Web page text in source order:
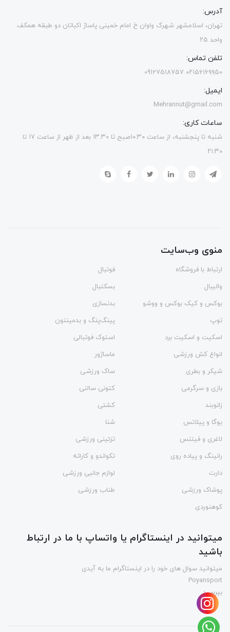
آدرس:
تهران، اسلامشهر شهرک واوان خ امام خمینی پاساژ اکباتان دو طبقه همکف
واحد ۲۵
تلفن تماس:
۰۲۱۵۶۱۶۹۹۵۰ 09127518757
ایمیل:
Mehrannut@gmail.com
ساعات کاری:
شنبه تا پنجشنبه، از ساعت ۱۰:۳۰صبح تا ۱۳.۳۰ بعد از ظهر از ساعت ۱۷ تا
۲۱:۳۰
منوی وب‌سایت
ارتباط با فروشگاه
فوتبال
والیبال
بسکتبال
بوکس و کیک بوکس و ووشو
بدنسازی
توپ
پینگ‌پنگ و بدمينتون
اسکیت و اسکیت برد
استوک فوتبالی
انواع کش ورزشی
ماساژور
شیکر و بطری
ساک ورزشی
بازی و سرگرمی
کتونی سالنی
زانوبند
کشتی
یوگا و پیلاتس
شنا
لاغری و فیتنس
تزئینی ورزشی
رانینگ و پیاده روی
تکواندو و کاراته
دارت
لوازم جانبی ورزشی
پوشاک ورزشی
طناب ورزشی
کوهنوردی
میتوانید در اینستاگرام یا واتساپ با ما در ارتباط
باشید
میتوانید سوال های خود را در اینستاگرام ما به آیدی
Poyansport
بپرسید